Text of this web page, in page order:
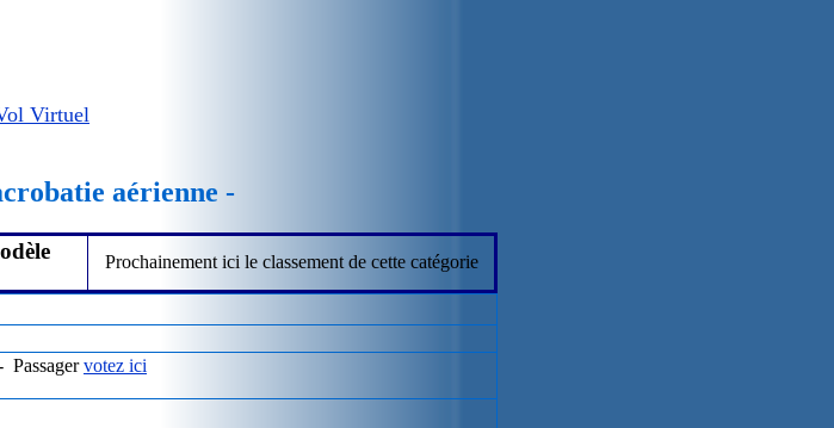
Virtuel
aérienne -
Prochainement ici le classement de cette catégorie
Passagervotez ici